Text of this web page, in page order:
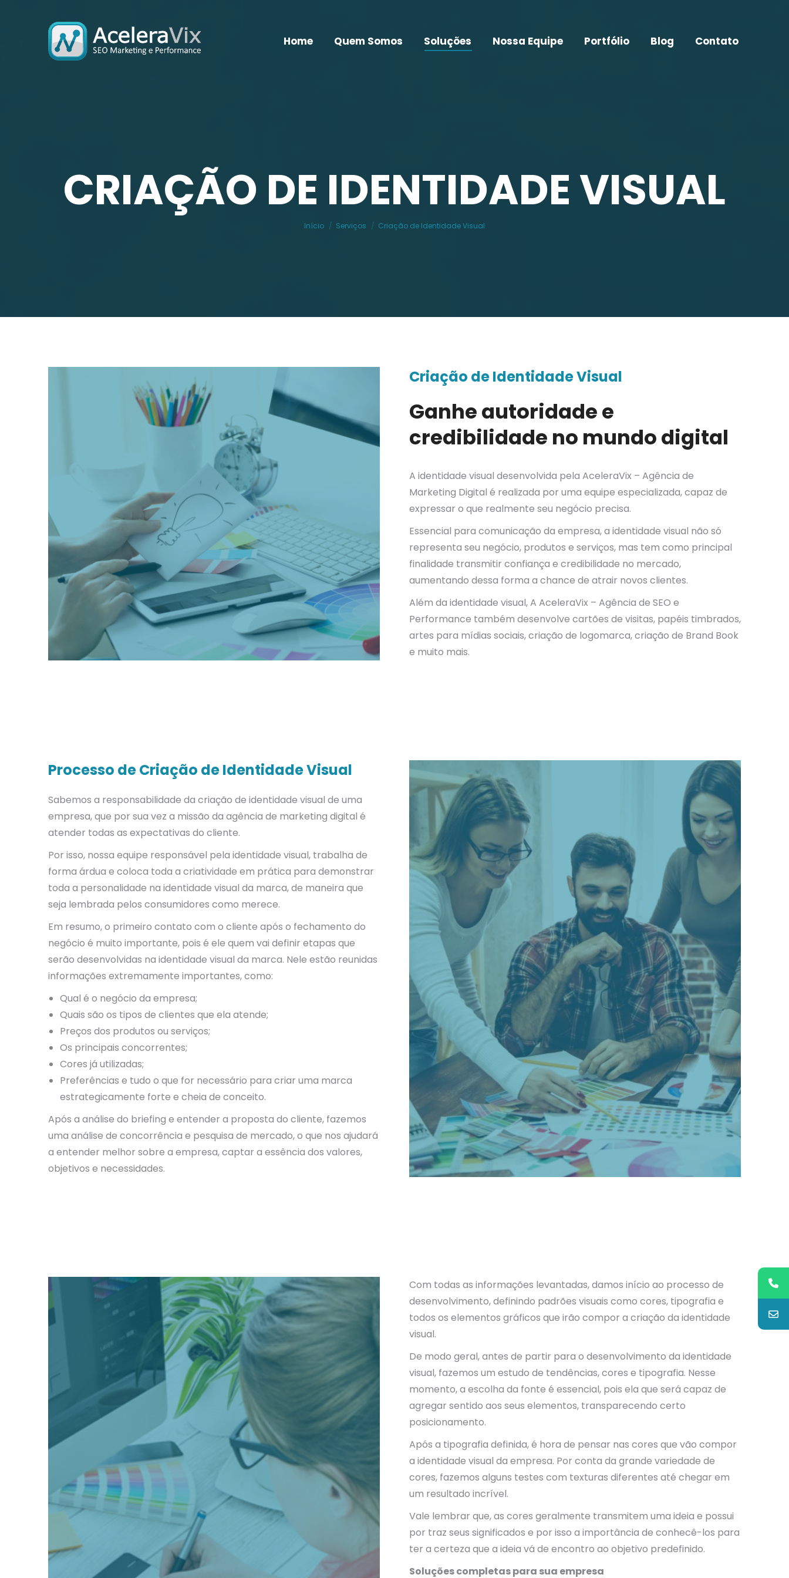
Home Quem Somos Soluções Nossa Equipe Portfólio Blog Contato
CRIAÇÃO DE IDENTIDADE VISUAL
Você está aqui:
Início Serviços Criação de Identidade Visual
Criação de Identidade Visual
Ganhe autoridade e
credibilidade no mundo digital
A identidade visual desenvolvida pela AceleraVix – Agência de
Marketing Digital é realizada por uma equipe especializada, capaz de
expressar o que realmente seu negócio precisa.
Essencial para comunicação da empresa, a identidade visual não só
representa seu negócio, produtos e serviços, mas tem como principal
finalidade transmitir confiança e credibilidade no mercado,
aumentando dessa forma a chance de atrair novos clientes.
Além da identidade visual, A AceleraVix – Agência de SEO e
Performance também desenvolve cartões de visitas, papéis timbrados,
artes para mídias sociais, criação de logomarca, criação de Brand Book
e muito mais.
Processo de Criação de Identidade Visual
Sabemos a responsabilidade da criação de identidade visual de uma
empresa, que por sua vez a missão da agência de marketing digital é
atender todas as expectativas do cliente.
Por isso, nossa equipe responsável pela identidade visual, trabalha de
forma árdua e coloca toda a criatividade em prática para demonstrar
toda a personalidade na identidade visual da marca, de maneira que
seja lembrada pelos consumidores como merece.
Em resumo, o primeiro contato com o cliente após o fechamento do
negócio é muito importante, pois é ele quem vai definir etapas que
serão desenvolvidas na identidade visual da marca. Nele estão reunidas
informações extremamente importantes, como:
Qual é o negócio da empresa;
Quais são os tipos de clientes que ela atende;
Preços dos produtos ou serviços;
Os principais concorrentes;
Cores já utilizadas;
Preferências e tudo o que for necessário para criar uma marca
estrategicamente forte e cheia de conceito.
Após a análise do briefing e entender a proposta do cliente, fazemos
uma análise de concorrência e pesquisa de mercado, o que nos ajudará
a entender melhor sobre a empresa, captar a essência dos valores,
objetivos e necessidades.
Com todas as informações levantadas, damos início ao processo de
desenvolvimento, definindo padrões visuais como cores, tipografia e
todos os elementos gráficos que irão compor a criação da identidade
visual.
De modo geral, antes de partir para o desenvolvimento da identidade
visual, fazemos um estudo de tendências, cores e tipografia. Nesse
momento, a escolha da fonte é essencial, pois ela que será capaz de
agregar sentido aos seus elementos, transparecendo certo
posicionamento.
Após a tipografia definida, é hora de pensar nas cores que vão compor
a identidade visual da empresa. Por conta da grande variedade de
cores, fazemos alguns testes com texturas diferentes até chegar em
um resultado incrível.
Vale lembrar que, as cores geralmente transmitem uma ideia e possui
por traz seus significados e por isso a importância de conhecê-los para
ter a certeza que a ideia vá de encontro ao objetivo predefinido.
Soluções completas para sua empresa